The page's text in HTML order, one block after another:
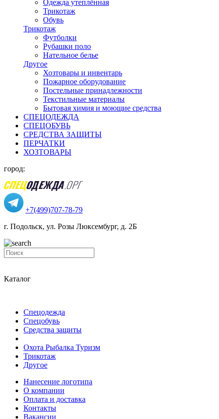
Одежда утеплённая
Трикотаж
Обувь
Трикотаж
Футболки
Рубашки поло
Нательное белье
Другое
Хозтовары и инвентарь
Пожарное оборудование
Постельные принадлежности
Текстильные материалы
Бытовая химия и моющие средства
СПЕЦОДЕЖДА
СПЕЦОБУВЬ
СРЕДСТВА ЗАЩИТЫ
ПЕРЧАТКИ
ХОЗТОВАРЫ
город:
+7(499)707-78-79
г. Подольск, ул. Розы Люксембург, д. 2Б
Каталог
Спецодежда
Спецобувь
Средства защиты
Охота Рыбалка Туризм
Трикотаж
Другое
Нанесение логотипа
О компании
Оплата и доставка
Контакты
Вакансии